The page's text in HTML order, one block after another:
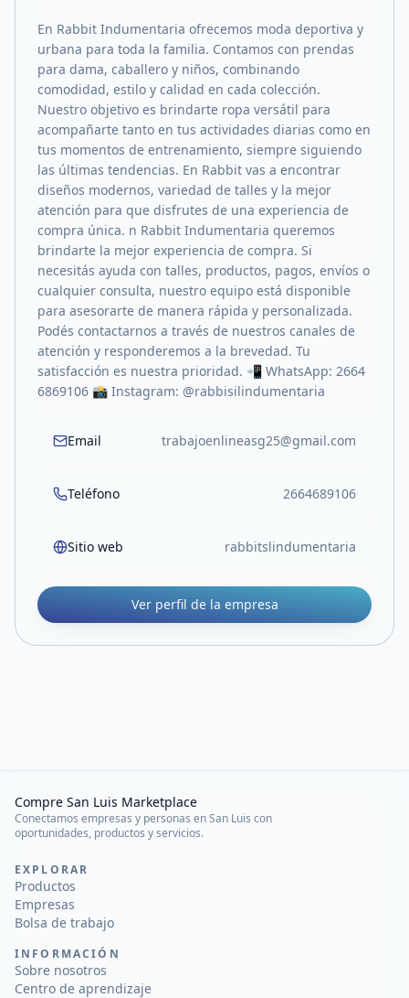
En Rabbit Indumentaria ofrecemos moda deportiva y
urbana para toda la familia. Contamos con prendas
para dama, caballero y niños, combinando
comodidad, estilo y calidad en cada colección.
Nuestro objetivo es brindarte ropa versátil para
acompañarte tanto en tus actividades diarias como en
tus momentos de entrenamiento, siempre siguiendo
las últimas tendencias. En Rabbit vas a encontrar
diseños modernos, variedad de talles y la mejor
atención para que disfrutes de una experiencia de
compra única. n Rabbit Indumentaria queremos
brindarte la mejor experiencia de compra. Si
necesitás ayuda con talles, productos, pagos, envíos o
cualquier consulta, nuestro equipo está disponible
para asesorarte de manera rápida y personalizada.
Podés contactarnos a través de nuestros canales de
atención y responderemos a la brevedad. Tu
satisfacción es nuestra prioridad. 📲 WhatsApp: 2664
6869106 📸 Instagram: @rabbisilindumentaria
Email trabajoenlineasg25@gmail.com
Teléfono 2664689106
Sitio web rabbitslindumentaria
Ver perfil de la empresa
Compre San Luis Marketplace
Conectamos empresas y personas en San Luis con
oportunidades, productos y servicios.
EXPLORAR
Productos
Empresas
Bolsa de trabajo
INFORMACIÓN
Sobre nosotros
Centro de aprendizaje